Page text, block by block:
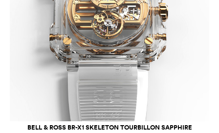
BELL & ROSS BR-X1 SKELETON TOURBILLON SAPPHIRE